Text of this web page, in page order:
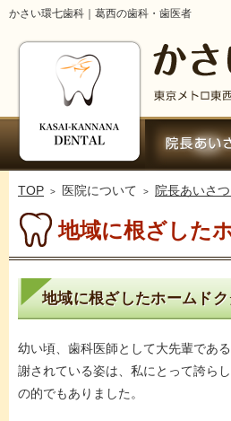
地域に根ざした
かさい環七歯科｜葛西の歯科・歯医者
地域に根ざしたホームド
幼い頃、歯科医師として大先輩であ
謝されている姿は、私にとって誇ら
の的でもありました。
ホーム
TOP 医院について 院長あいさ